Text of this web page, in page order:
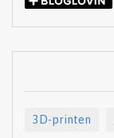
3D-printen